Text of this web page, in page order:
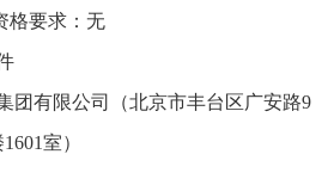
要求：无
有限公司（北京市丰台区广安路9
室）